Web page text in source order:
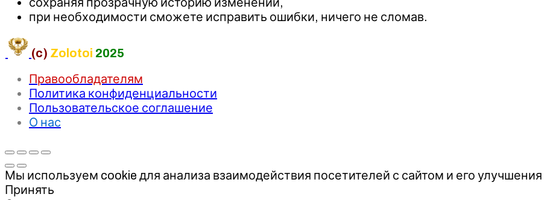
при необходимости сможете исправить ошибки, ничего не сломав.
(c) Zolotoi 2025
Правообладателям
Политика конфиденциальности
Пользовательское соглашение
О нас
Мы используем cookie для анализа взаимодействия посетителей с сайтом и его улучшения
Принять